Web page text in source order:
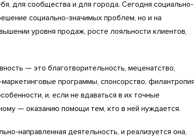
для сообщества и для города. Сегодня социально-
социально-значимых проблем, но и на
уровня продаж, росте лояльности клиентов,
— это благотворительность, меценатство,
программы, спонсорство,
и, если не вдаваться в их точные
— оказанию помощи тем, кто в ней нуждается.
направленная деятельность, и реализуется она,